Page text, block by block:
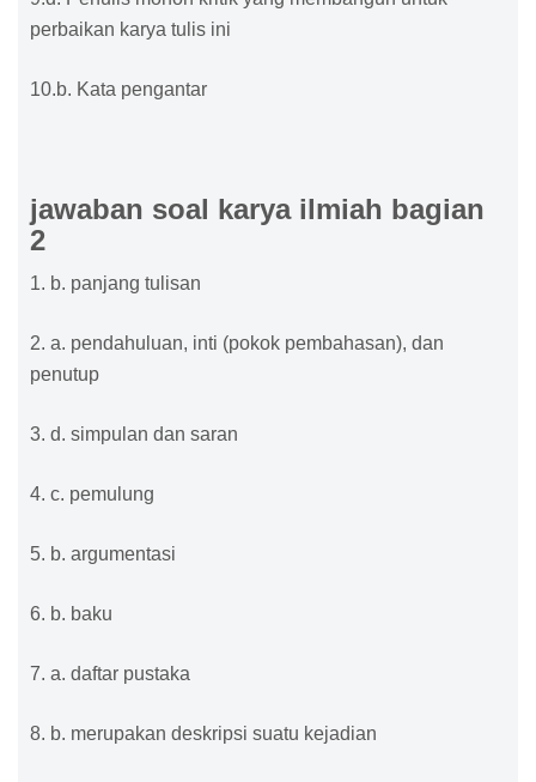
perbaikan karya tulis ini
10.b. Kata pengantar
jawaban soal karya ilmiah bagian
2
1. b. panjang tulisan
2. a. pendahuluan, inti (pokok pembahasan), dan
penutup
3. d. simpulan dan saran
4. c. pemulung
5. b. argumentasi
6. b. baku
7. a. daftar pustaka
8. b. merupakan deskripsi suatu kejadian